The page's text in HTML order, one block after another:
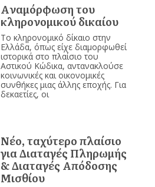
Aναμόρφωση του
κληρονομικού δικαίου
Το κληρονομικό δίκαιο στην
Ελλάδα, όπως είχε διαμορφωθεί
ιστορικά στο πλαίσιο του
Αστικού Κώδικα, αντανακλούσε
κοινωνικές και οικονομικές
συνθήκες μιας άλλης εποχής. Για
δεκαετίες, οι
Νέο, ταχύτερο πλαίσιο
για Διαταγές Πληρωμής
& Διαταγές Απόδοσης
Μισθίου